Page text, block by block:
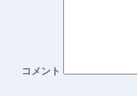
コメント